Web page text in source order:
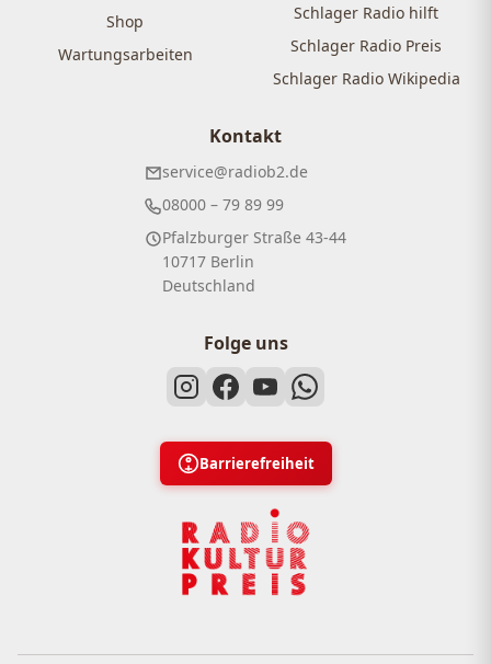
Shop
Wartungsarbeiten
Schlager Radio hilft
Schlager Radio Preis
Schlager Radio Wikipedia
Kontakt
service@radiob2.de
08000 – 79 89 99
Pfalzburger Straße 43-44
10717 Berlin
Deutschland
Folge uns
Barrierefreiheit